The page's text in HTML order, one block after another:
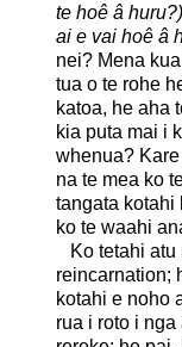
te hoê â
ai e vai hoê â
nei? Mena
tua o te rohe
katoa, he aha
kia puta mai i
whenua?
na te mea ko
tangata kotahi
ko te waahi
Ko tetahi atu
reincarnation;
kotahi e noho
rua i roto i nga